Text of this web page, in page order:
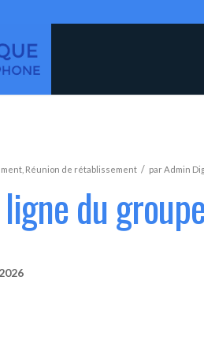
Réunion de rétablissement / parAdmin
du